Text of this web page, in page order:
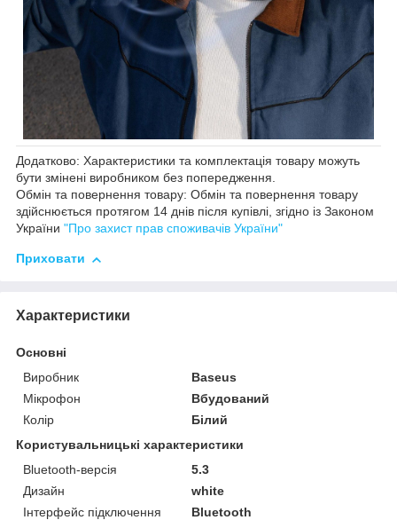
Додатково: Характеристики та комплектація товару можуть
бути змінені виробником без попередження.
Обмін та повернення товару: Обмін та повернення товару
здійснюється протягом 14 днів після купівлі, згідно із Законом
України "Про захист прав споживачів України"
Приховати
Характеристики
Основні
Виробник
Baseus
Мікрофон
Вбудований
Колір
Білий
Користувальницькі характеристики
Bluetooth-версія
5.3
Дизайн
white
Інтерфейс підключення
Bluetooth